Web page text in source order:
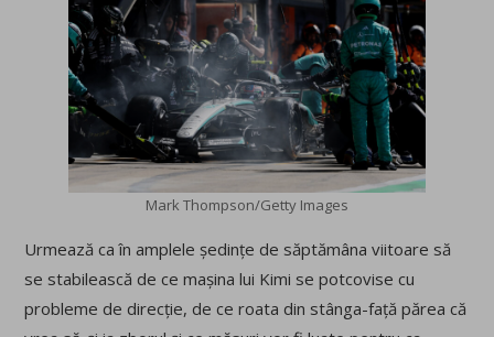
Mark Thompson/Getty Images
Urmează ca în amplele ședințe de săptămâna viitoare să
se stabilească de ce mașina lui Kimi se potcovise cu
probleme de direcție, de ce roata din stânga-față părea că